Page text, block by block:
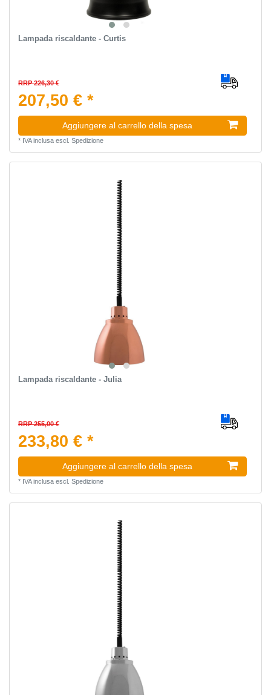
Lampada riscaldante - Curtis
RRP 226,30 €
207,50 € *
Aggiungere al carrello della spesa
* IVA inclusaescl. Spedizione
Lampada riscaldante - Julia
RRP 255,00 €
233,80 € *
Aggiungere al carrello della spesa
* IVA inclusaescl. Spedizione